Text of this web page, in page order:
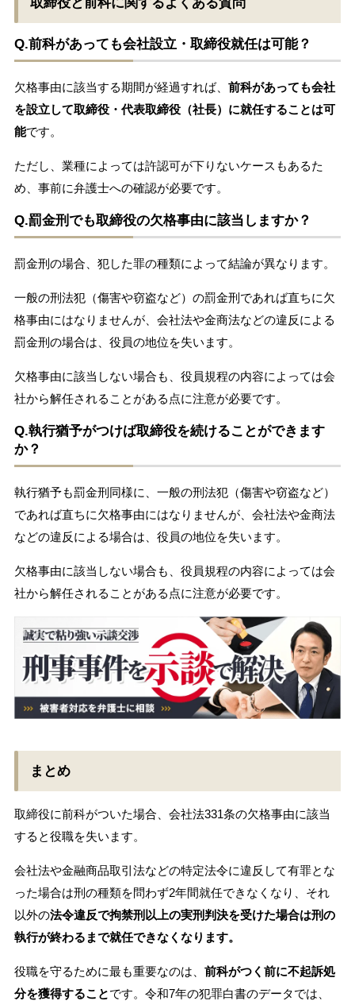
Q.前科があっても会社設立・取締役就任は可能？
欠格事由に該当する期間が経過すれば、 前科があっても会社
を設立して取締役・代表取締役（社長）に就任することは可
能です。
ただし、業種によっては許認可が下りないケースもあるた
め、事前に弁護士への確認が必要です。
Q.罰金刑でも取締役の欠格事由に該当しますか？
罰金刑の場合、犯した罪の種類によって結論が異なります。
一般の刑法犯（傷害や窃盗など）の罰金刑であれば直ちに欠
格事由にはなりませんが、会社法や金商法などの違反による
罰金刑の場合は、役員の地位を失います。
欠格事由に該当しない場合も、役員規程の内容によっては会
社から解任されることがある点に注意が必要です。
Q.執行猶予がつけば取締役を続けることができます
か？
執行猶予も罰金刑同様に、一般の刑法犯（傷害や窃盗など）
であれば直ちに欠格事由にはなりませんが、会社法や金商法
などの違反による場合は、役員の地位を失います。
欠格事由に該当しない場合も、役員規程の内容によっては会
社から解任されることがある点に注意が必要です。
まとめ
取締役に前科がついた場合、会社法331条の欠格事由に該当
すると役職を失います。
会社法や金融商品取引法などの特定法令に違反して有罪とな
った場合は刑の種類を問わず2年間就任できなくなり、それ
以外の法令違反で拘禁刑以上の実刑判決を受けた場合は刑の
執行が終わるまで就任できなくなります。
役職を守るために最も重要なのは、 前科がつく前に不起訴処
分を獲得することです。令和7年の犯罪白書のデータでは、